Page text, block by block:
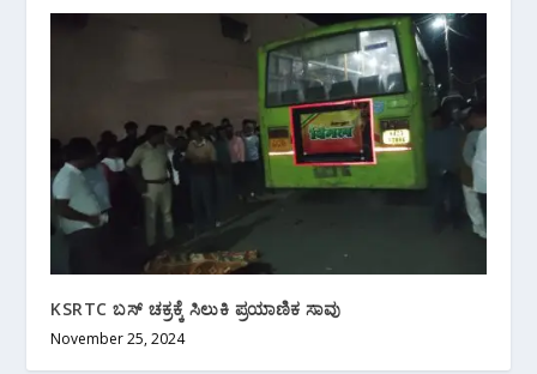
KSRTC ಬಸ್ ಚಕ್ರಕ್ಕೆ ಸಿಲುಕಿ ಪ್ರಯಾಣಿಕ ಸಾವು
November 25, 2024